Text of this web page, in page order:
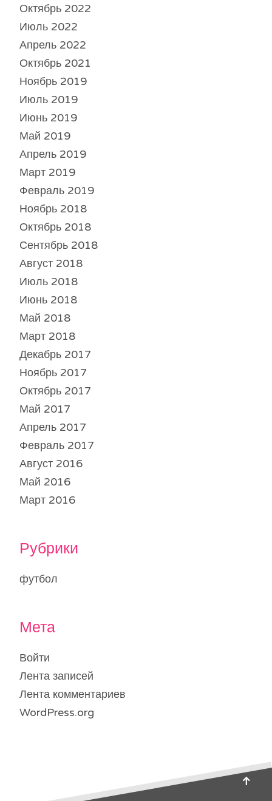
Октябрь 2022
Июль 2022
Апрель 2022
Октябрь 2021
Ноябрь 2019
Июль 2019
Июнь 2019
Май 2019
Апрель 2019
Март 2019
Февраль 2019
Ноябрь 2018
Октябрь 2018
Сентябрь 2018
Август 2018
Июль 2018
Июнь 2018
Май 2018
Март 2018
Декабрь 2017
Ноябрь 2017
Октябрь 2017
Май 2017
Апрель 2017
Февраль 2017
Август 2016
Май 2016
Март 2016
Рубрики
футбол
Мета
Войти
Лента записей
Лента комментариев
WordPress.org